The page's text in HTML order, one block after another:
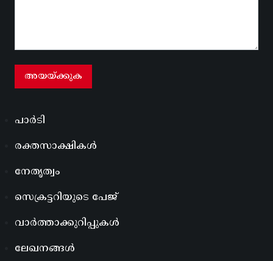
പാർടി
രക്തസാക്ഷികൾ
നേതൃത്വം
സെക്രട്ടറിയുടെ പേജ്
വാർത്താക്കുറിപ്പുകൾ
ലേഖനങ്ങൾ